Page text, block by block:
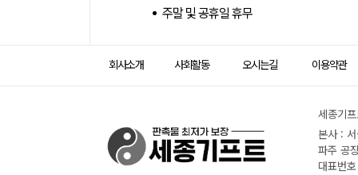
주말 및 공휴일 휴무
회사소개 사회활동 오시는길 이용약관
세종기
본사 :
파주 공
대표번